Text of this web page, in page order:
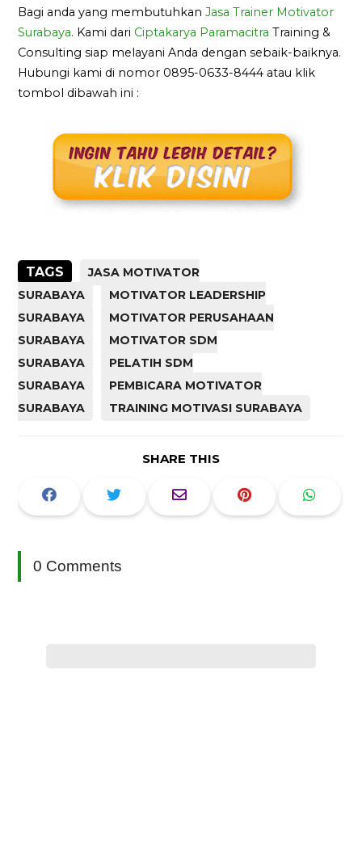
Bagi anda yang membutuhkanJasa Trainer Motivator
Surabaya. Kami dari Ciptakarya Paramacitra Training &
Consulting siap melayani Anda dengan sebaik-baiknya.
Hubungi kami di nomor 0895-0633-8444 atau klik
tombol dibawah ini :
TAGS
JASA MOTIVATOR
SURABAYA
MOTIVATOR LEADERSHIP
SURABAYA
MOTIVATOR PERUSAHAAN
SURABAYA
MOTIVATOR SDM
SURABAYA
PELATIH SDM
SURABAYA
PEMBICARA MOTIVATOR
SURABAYA
TRAINING MOTIVASI SURABAYA
SHARE THIS
0 Comments